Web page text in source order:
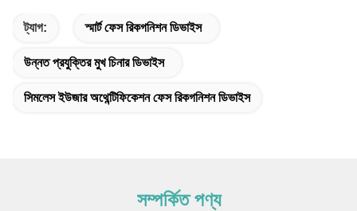
ট্যাগ: স্মার্ট ফেস রিকগনিশন ডিভাইস
উন্নত প্রযুক্তির মুখ চিনার ডিভাইস
সিমলেস ইউজার অথেন্টিফিকেশন ফেস রিকগনিশন ডিভাইস
সম্পর্কিত পণ্য